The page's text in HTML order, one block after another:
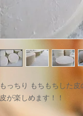
もっちり もちもちした
皮が楽しめます！！